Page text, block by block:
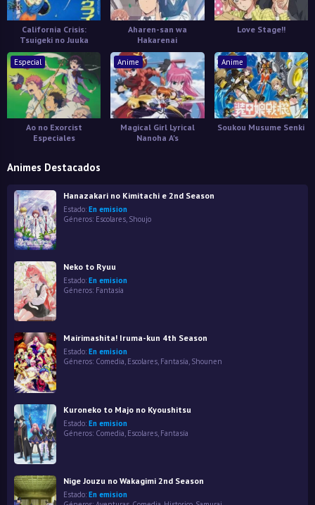
California Crisis:
Tsuigeki no Juuka
Aharen-san wa
Hakarenai
Love Stage!!
Especial
Ao no Exorcist
Especiales
Anime
Magical Girl Lyrical
Nanoha A's
Anime
Soukou Musume Senki
Animes Destacados
Hanazakari no Kimitachi e 2nd Season
Estado: En emision
Géneros: Escolares Shoujo
Neko to Ryuu
Estado: En emision
Géneros: Fantasía
Mairimashita! Iruma-kun 4th Season
Estado: En emision
Géneros: Comedia, Escolares, Fantasía, Shounen
Kuroneko to Majo no Kyoushitsu
Estado: En emision
Géneros: Comedia Escolares Fantasía
Nige Jouzu no Wakagimi 2nd Season
Estado: En emision